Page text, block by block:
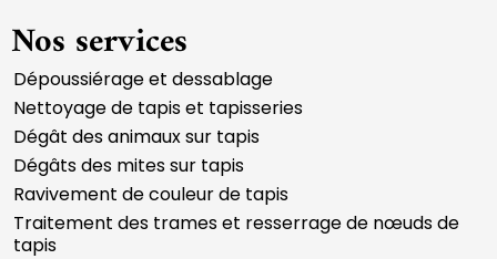
Nos services
Dépoussiérage et dessablage
Nettoyage de tapis et tapisseries
Dégât des animaux sur tapis
Dégâts des mites sur tapis
Ravivement de couleur de tapis
Traitement des trames et resserrage de nœuds de
tapis